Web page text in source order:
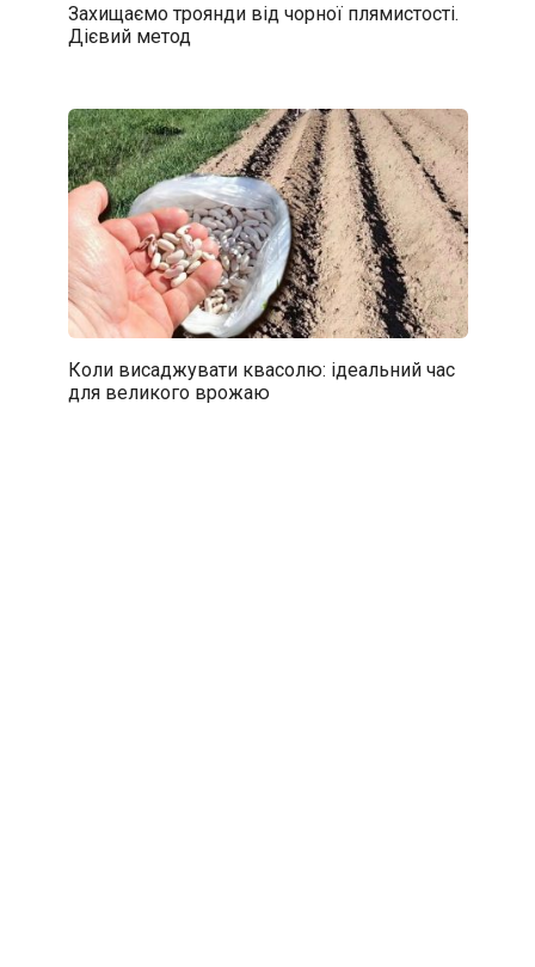
Захищаємо троянди від чорної плямистості.
Дієвий метод
Коли висаджувати квасолю: ідеальний час
для великого врожаю